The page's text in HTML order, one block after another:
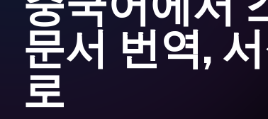
문서 번역,
로